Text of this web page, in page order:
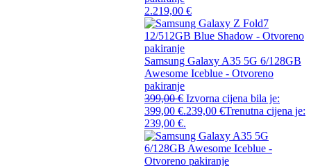
2.219,00 €
Samsung Galaxy A35 5G 6/128GB
Awesome Iceblue - Otvoreno
pakiranje
399,00€ Izvorna cijena bila je:
399,00 €.239,00 €Trenutna cijena je:
239,00 €.